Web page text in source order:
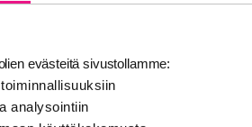
evästeitä sivustollamme:
analysointiin
Juuso ”Köpi” Kallio aloittavat
ollut eteenpäin pyrkivä meininki.
sanoo Viki aseman